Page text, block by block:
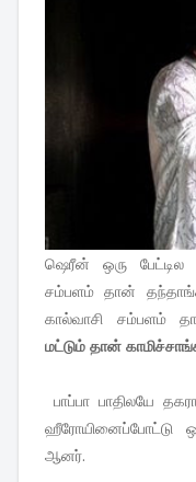
ஷெரீன் ஒரு பேட்டில
சம்பளம் தான்
கால்வாசி சம்பளம்
மட்டும் தான்
பாப்பா பாதிலயே
ஹீரோயினைப்போட்டு
ஆனர்.